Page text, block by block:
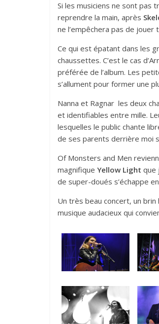
Si les musiciens ne sont pas
reprendre la main, après
ne l’empêchera pas de
Ce qui est épatant dans les
chaussettes. C’est le cas
préférée de l’album. Les
s’allument pour former une
Nanna et Ragnar les deux
et identifiables entre mille.
lesquelles le public chante
de ses parents derrière moi
Of Monsters and Men
magnifique Yellow Light que
de super-doués s’échappe
Un très beau concert, un
musique audacieux qui